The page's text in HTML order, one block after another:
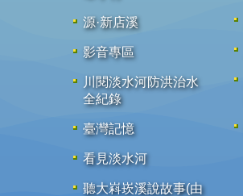
源·新店溪
影音專區
川閱淡水河防洪治水
全紀錄
臺灣記憶
看見淡水河
聽大嵙崁溪說故事(由